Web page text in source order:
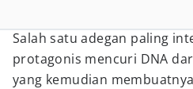
Salah satu adegan paling
protagonis mencuri DNA
yang kemudian